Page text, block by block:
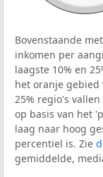
Bovenstaande
inkomen per
laagste 10% en
het oranje gebied
25% regio's
op basis van het
laag naar hoog
percentiel is. Zie
gemiddelde,